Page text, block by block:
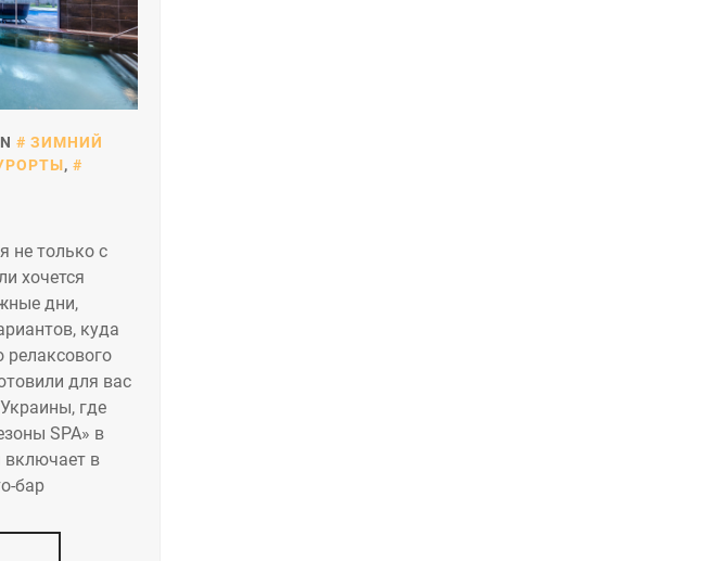
ЗИМНИЙ
,
не только с
хочется
дни,
куда
релаксового
для вас
где
SPA» в
включает в
бар